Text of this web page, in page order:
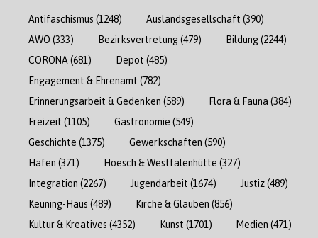
Antifaschismus (1248) Auslandsgesellschaft (390)
AWO (333) Bezirksvertretung(479) Bildung(2244)
CORONA (681) Depot (485)
Engagement & Ehrenamt (782)
Erinnerungsarbeit & Gedenken (589) Flora & Fauna (384)
Freizeit (1105) Gastronomie (549)
Geschichte (1375) Gewerkschaften (590)
Hafen (371) Hoesch & Westfalenhütte (327)
Integration (2267) Jugendarbeit (1674) Justiz(489)
Keuning-Haus (489) Kirche & Glauben (856)
Kultur & Kreatives (4352) Kunst (1701) Medien (471)